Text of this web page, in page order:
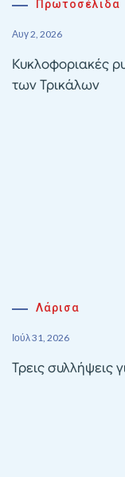
Πρωτοσέλιδα
Αυγ 2, 2026
Κυκλοφοριακές
των Τρικάλων
Λάρισα
Ιούλ 31, 2026
Τρεις συλλήψεις